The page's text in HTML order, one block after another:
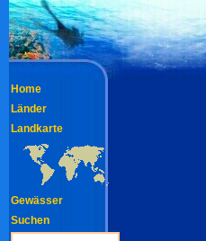
Home
Länder
Landkarte
Gewässer
Suchen